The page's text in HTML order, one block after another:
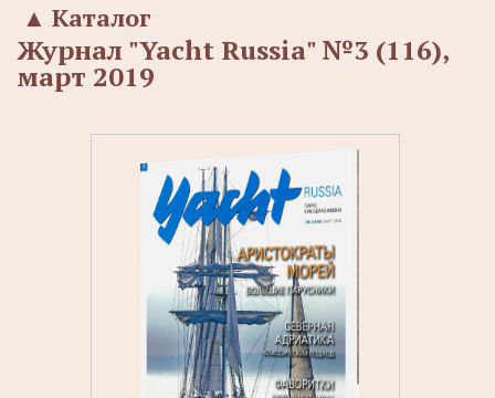
Каталог
▲
Журнал "Yacht Russia" №3 (116),
март 2019